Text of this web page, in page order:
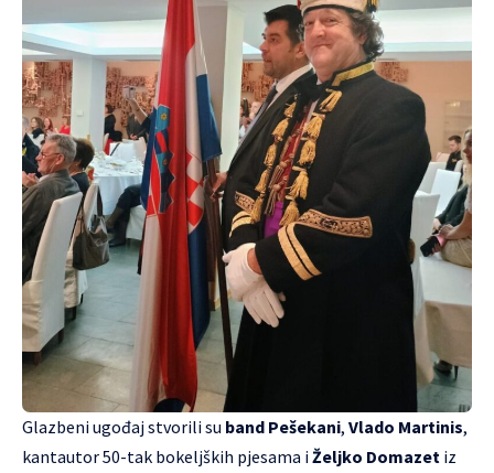
Glazbeni ugođaj stvorili su band Pešekani, Vlado Martinis,
kantautor 50-tak bokeljških pjesama iŽeljko Domazet iz